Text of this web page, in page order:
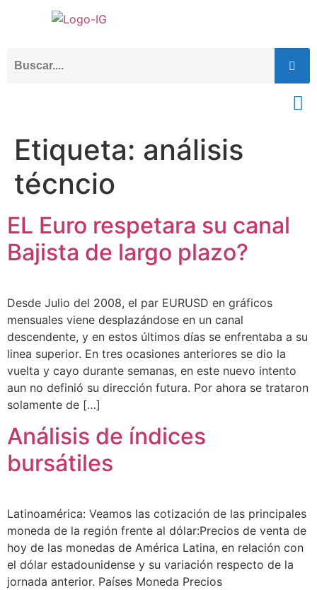
Etiqueta: análisis
técncio
EL Euro respetara su canal
Bajista de largo plazo?
Desde Julio del 2008, el par EURUSD en gráficos
mensuales viene desplazándose en un canal
descendente, y en estos últimos días se enfrentaba a su
linea superior. En tres ocasiones anteriores se dio la
vuelta y cayo durante semanas, en este nuevo intento
aun no definió su dirección futura. Por ahora se trataron
solamente de […]
Análisis de índices
bursátiles
Latinoamérica: Veamos las cotización de las principales
moneda de la región frente al dólar:Precios de venta de
hoy de las monedas de América Latina, en relación con
el dólar estadounidense y su variación respecto de la
jornada anterior. Países Moneda Precios